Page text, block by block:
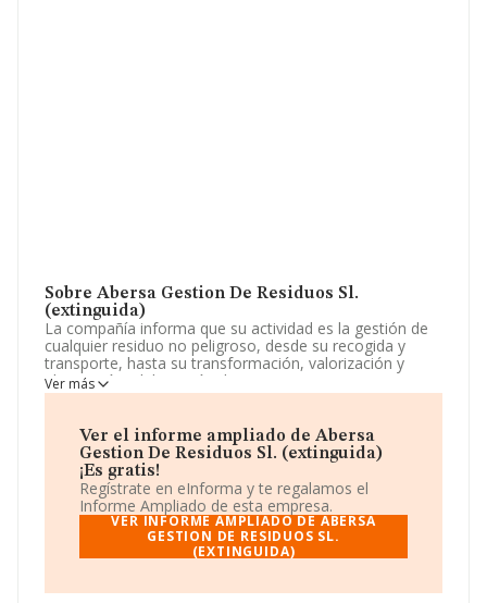
Sobre Abersa Gestion De Residuos Sl.
(extinguida)
La compañía informa que su actividad es la gestión de
cualquier residuo no peligroso, desde su recogida y
transporte, hasta su transformación, valorización y
eliminación; elaboración de compost y su
comercialización; elaboración de áridos procedentes de
trabajos de maquinaria para cualqui. La sociedad está
inscrita en el Registro Mercantil como Sociedad
Limitada. Su actividad CNAE es 'Tratamiento y
eliminación de residuos no peligrosos' con código 3821.
No realiza actividad de importación y/o exportación.
La empresa españolaAbersa Gestión de Residuos
S.L. (extinguida), con NIF B40253155, tiene su
Sepulveda núm. 6, (40002), en el municipio de Segovia,
Ver más
Ver el informe ampliado de Abersa
Gestion De Residuos Sl. (extinguida)
¡Es gratis!
Regístrate en eInforma y te regalamos el
Informe Ampliado de esta empresa.
VER INFORME AMPLIADO DE ABERSA
GESTION DE RESIDUOS SL.
(EXTINGUIDA)